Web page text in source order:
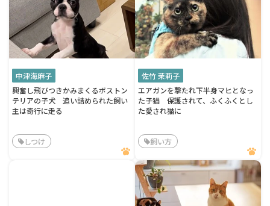
中津海麻子
興奮し飛びつきかみまくるボストン
テリアの子犬 追い詰められた飼い
主は奇行に走る
しつけ
佐竹 茉莉子
エアガンを撃たれ下半身マヒとなっ
た子猫 保護されて、ふくふくとし
た愛され猫に
飼い方